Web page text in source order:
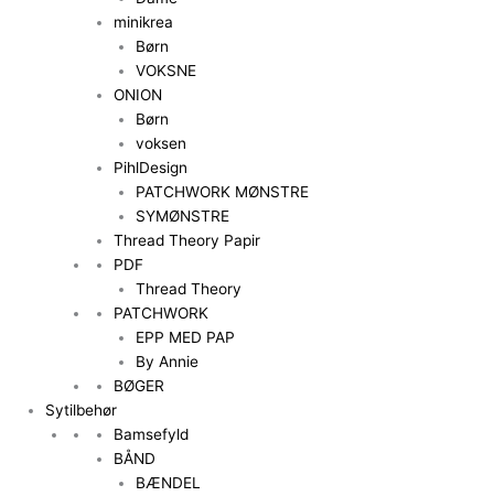
minikrea
Børn
VOKSNE
ONION
Børn
voksen
PihlDesign
PATCHWORK MØNSTRE
SYMØNSTRE
Thread Theory Papir
PDF
Thread Theory
PATCHWORK
EPP MED PAP
By Annie
BØGER
Sytilbehør
Bamsefyld
BÅND
BÆNDEL